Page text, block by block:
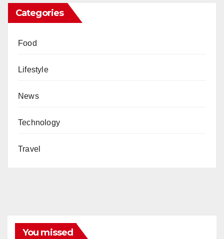
Categories
Food
Lifestyle
News
Technology
Travel
You missed